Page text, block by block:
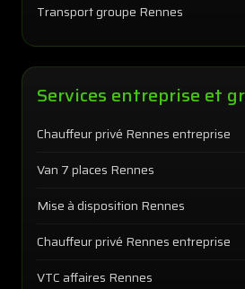
Transport groupe Rennes
Services entreprise et
Chauffeur privé Rennes entreprise
Van 7 places Rennes
Mise à disposition Rennes
Chauffeur privé Rennes entreprise
VTC affaires Rennes